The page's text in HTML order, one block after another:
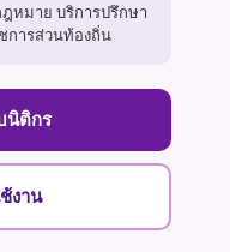
ฎหมาย บริการปรึกษา
การส่วนท้องถิ่น
นิติกร
งาน